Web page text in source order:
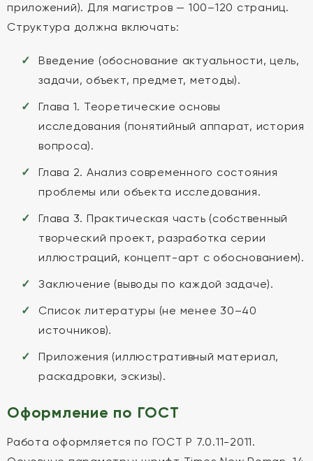
приложений). Для магистров — 100–120 страниц.
Структура должна включать:
Введение (обоснование актуальности, цель,
задачи, объект, предмет, методы).
Глава 1. Теоретические основы
исследования (понятийный аппарат, история
вопроса).
Глава 2. Анализ современного состояния
проблемы или объекта исследования.
Глава 3. Практическая часть (собственный
творческий проект, разработка серии
иллюстраций, концепт-арт с обоснованием).
Заключение (выводы по каждой задаче).
Список литературы (не менее 30–40
источников).
Приложения (иллюстративный материал,
раскадровки, эскизы).
Оформление по ГОСТ
Работа оформляется по ГОСТ Р 7.0.11-2011.